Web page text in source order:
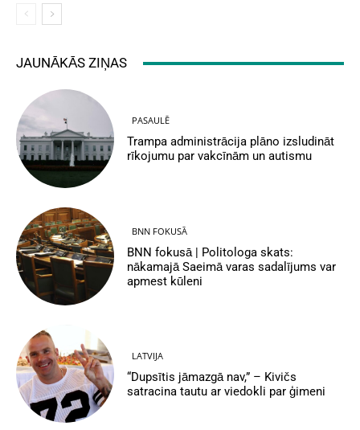
JAUNĀKĀS ZIŅAS
PASAULĒ
Trampa administrācija plāno izsludināt
rīkojumu par vakcīnām un autismu
BNN FOKUSĀ
BNN fokusā | Politologa skats:
nākamajā Saeimā varas sadalījums var
apmest kūleni
LATVIJA
“Dupsītis jāmazgā nav,” – Kivičs
satracina tautu ar viedokli par ģimeni